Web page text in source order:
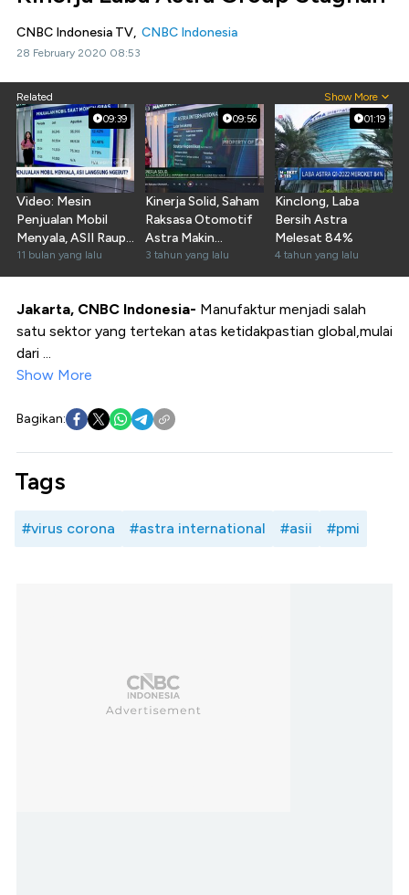
CNBC Indonesia TV, CNBC Indonesia
28 February 2020 08:53
Related Show More
09:39
Video: Mesin
Penjualan Mobil
Menyala, ASII Raup
Untung Besar?
11 bulan yang lalu
09:56
Kinerja Solid, Saham
Raksasa Otomotif
Astra Makin
Prospek!
3 tahun yang lalu
01:19
Kinclong, Laba
Bersih Astra
Melesat 84%
4 tahun yang lalu
Jakarta, CNBC Indonesia- Manufaktur menjadi salah
satu sektor yang tertekan atas ketidakpastian global,mulai
dari ...
Show More
Bagikan:
Tags
#virus corona #astra international #asii #pmi